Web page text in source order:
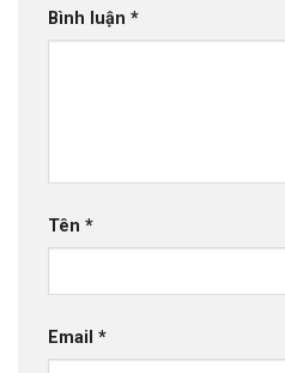
Bình luận *
Tên *
Email *